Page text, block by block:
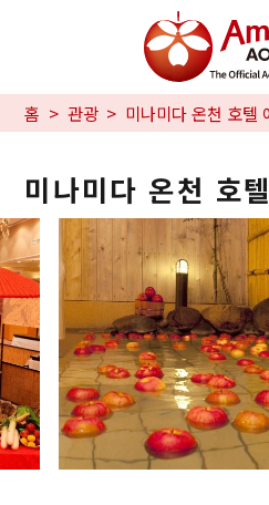
홈 관광 미나미다 온천 호텔
미나미다 온천 호